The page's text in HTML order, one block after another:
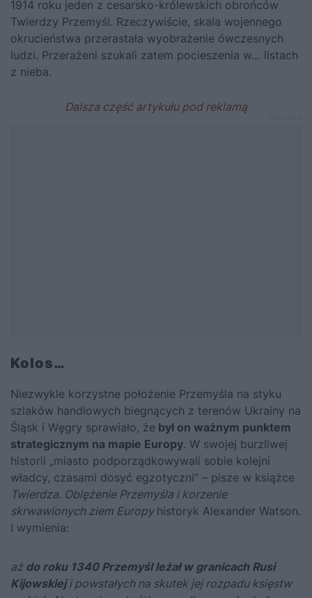
1914 roku jeden z cesarsko-królewskich obrońców
Twierdzy Przemyśl. Rzeczywiście, skala wojennego
okrucieństwa przerastała wyobrażenie ówczesnych
ludzi. Przerażeni szukali zatem pocieszenia w… listach
z nieba.
Kolos…
Niezwykle korzystne położenie Przemyśla na styku
szlaków handlowych biegnących z terenów Ukrainy na
Śląsk i Węgry sprawiało, że był on ważnym punktem
strategicznym na mapie Europy. W swojej burzliwej
historii „miasto podporządkowywali sobie kolejni
władcy, czasami dosyć egzotyczni” – pisze w książce
Twierdza. Oblężenie Przemyśla i korzenie
skrwawionych ziem Europy historyk Alexander Watson.
I wymienia:
aż do roku 1340 Przemyśl leżał w granicach Rusi
Kijowskieji powstałych na skutek jej rozpadu księstw